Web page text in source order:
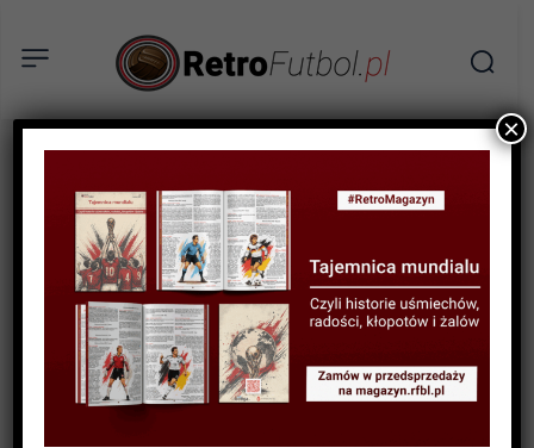
SPORTOWA HISTORIA
Wilki w złotej skórze –
mistrzowski sezon
Wolfsburga
×